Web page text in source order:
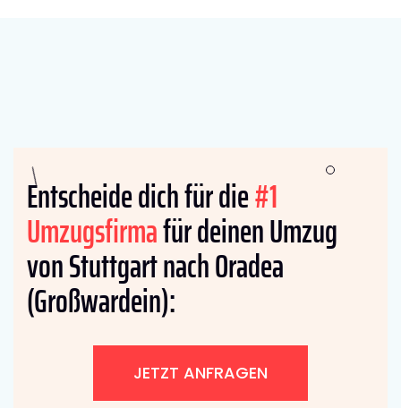
Entscheide dich für die#1
Umzugsfirmafür deinen Umzug
von Stuttgart nach Oradea
(Großwardein):
JETZT ANFRAGEN